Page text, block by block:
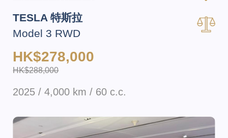
TESLA 特斯拉
Model 3 RWD
HK$278,000
HK$288,000
2025 / 4,000 km / 60 c.c.